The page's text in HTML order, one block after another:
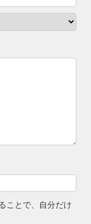
ことで、自分だけ